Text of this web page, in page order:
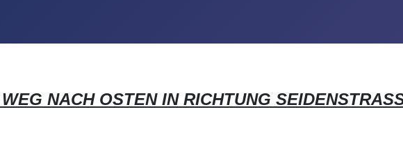
NACH OSTEN IN RICHTUNG